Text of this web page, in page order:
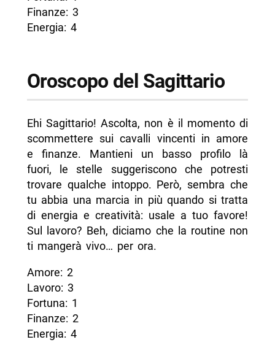
Finanze: 3
Energia: 4
Oroscopo del Sagittario
Ehi Sagittario! Ascolta, non è il momento di
scommettere sui cavalli vincenti in amore
e finanze. Mantieni un basso profilo là
fuori, le stelle suggeriscono che potresti
trovare qualche intoppo. Però, sembra che
tu abbia una marcia in più quando si tratta
di energia e creatività: usale a tuo favore!
Sul lavoro? Beh, diciamo che la routine non
ti mangerà vivo… per ora.
Amore: 2
Lavoro: 3
Fortuna: 1
Finanze: 2
Energia: 4